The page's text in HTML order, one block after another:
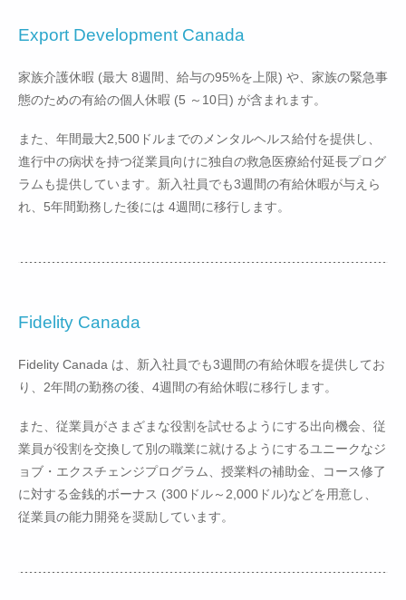
Export Development Canada
家族介護休暇 (最大 8週間、給与の95%を上限) や、家族の緊急事
態のための有給の個人休暇 (5 ～10日) が含まれます。
また、年間最大2,500ドルまでのメンタルヘルス給付を提供し、
進行中の病状を持つ従業員向けに独自の救急医療給付延長プログ
ラムも提供しています。新入社員でも3週間の有給休暇が与えら
れ、5年間勤務した後には 4週間に移行します。
Fidelity Canada
Fidelity Canada は、新入社員でも3週間の有給休暇を提供してお
り、2年間の勤務の後、4週間の有給休暇に移行します。
また、従業員がさまざまな役割を試せるようにする出向機会、従
業員が役割を交換して別の職業に就けるようにするユニークなジ
ョブ・エクスチェンジプログラム、授業料の補助金、コース修了
に対する金銭的ボーナス (300ドル～2,000ドル)などを用意し、
従業員の能力開発を奨励しています。